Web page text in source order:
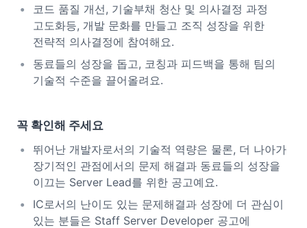
코드 품질 개선, 기술부채 청산 및 의사결정 과정
고도화등, 개발 문화를 만들고 조직 성장을 위한
전략적 의사결정에 참여해요.
동료들의 성장을 돕고, 코칭과 피드백을 통해 팀의
기술적 수준을 끌어올려요.
꼭 확인해 주세요
뛰어난 개발자로서의 기술적 역량은 물론, 더 나아가
장기적인 관점에서의 문제 해결과 동료들의 성장을
이끄는 Server Lead를 위한 공고예요.
IC로서의 난이도 있는 문제해결과 성장에 더 관심이
있는 분들은 Staff Server Developer 공고에